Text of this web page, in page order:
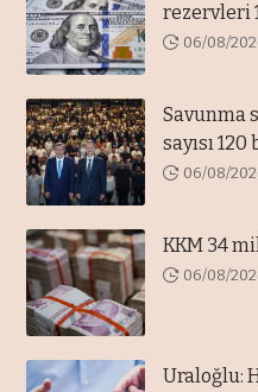
rezervleri
06/08/
Savunma
sayısı
06/08/
KKM 34
06/08/
Uraloğlu: